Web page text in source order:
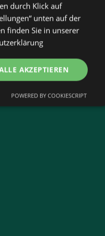
CATRICE
Merino-T-Shirt
ADEG in Landl
Siemens
durch Klick auf
unten auf der
finden Sie in unserer
AKZEPTIEREN
POWERED BY COOKIESCRIPT